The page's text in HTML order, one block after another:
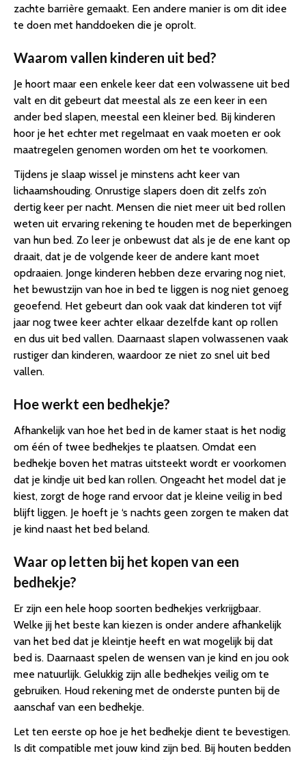
zachte barrière gemaakt. Een andere manier is om dit idee
te doen met handdoeken die je oprolt.
Waarom vallen kinderen uit bed?
Je hoort maar een enkele keer dat een volwassene uit bed
valt en dit gebeurt dat meestal als ze een keer in een
ander bed slapen, meestal een kleiner bed. Bij kinderen
hoor je het echter met regelmaat en vaak moeten er ook
maatregelen genomen worden om het te voorkomen.
Tijdens je slaap wissel je minstens acht keer van
lichaamshouding. Onrustige slapers doen dit zelfs zo’n
dertig keer per nacht. Mensen die niet meer uit bed rollen
weten uit ervaring rekening te houden met de beperkingen
van hun bed. Zo leer je onbewust dat als je de ene kant op
draait, dat je de volgende keer de andere kant moet
opdraaien. Jonge kinderen hebben deze ervaring nog niet,
het bewustzijn van hoe in bed te liggen is nog niet genoeg
geoefend. Het gebeurt dan ook vaak dat kinderen tot vijf
jaar nog twee keer achter elkaar dezelfde kant op rollen
en dus uit bed vallen. Daarnaast slapen volwassenen vaak
rustiger dan kinderen, waardoor ze niet zo snel uit bed
vallen.
Hoe werkt een bedhekje?
Afhankelijk van hoe het bed in de kamer staat is het nodig
om één of twee bedhekjes te plaatsen. Omdat een
bedhekje boven het matras uitsteekt wordt er voorkomen
dat je kindje uit bed kan rollen. Ongeacht het model dat je
kiest, zorgt de hoge rand ervoor dat je kleine veilig in bed
blijft liggen. Je hoeft je ‘s nachts geen zorgen te maken dat
je kind naast het bed beland.
Waar op letten bij het kopen van een
bedhekje?
Er zijn een hele hoop soorten bedhekjes verkrijgbaar.
Welke jij het beste kan kiezen is onder andere afhankelijk
van het bed dat je kleintje heeft en wat mogelijk bij dat
bed is. Daarnaast spelen de wensen van je kind en jou ook
mee natuurlijk. Gelukkig zijn alle bedhekjes veilig om te
gebruiken. Houd rekening met de onderste punten bij de
aanschaf van een bedhekje.
Let ten eerste op hoe je het bedhekje dient te bevestigen.
Is dit compatible met jouw kind zijn bed. Bij houten bedden